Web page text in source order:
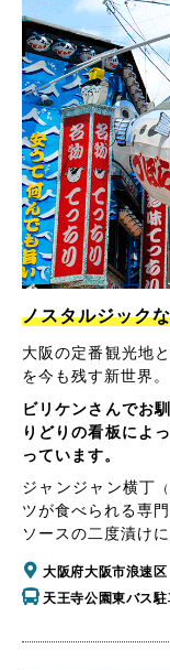
ノスタルジック
大阪の定番観光地
を今も残す新世界。
ビリケンさんでお
りどりの看板によ
っています。
ジャンジャン横丁
ツが食べられる専
ソースの二度漬け
大阪府大阪市浪速区
天王寺公園東バス